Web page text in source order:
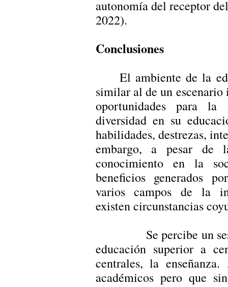
autonomía del receptor
2022).
Conclusiones
El ambiente de la
similar al de un
oportunidades para la
diversidad en su
habilidades, destrezas,
embargo, a pesar de
conocimiento en la
beneficios generados
varios campos de la
existen circunstancias
Se percibe un sesgo
educación superior a
centrales, la
académicos pero que